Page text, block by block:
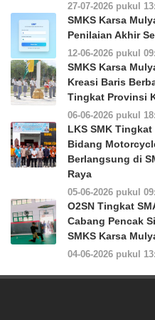
27-07-2026 pukul
SMKS Karsa
Penilaian Akhir
12-06-2026 pukul
SMKS Karsa
Kreasi Baris
Tingkat Provinsi
06-06-2026 pukul
LKS SMK
Bidang
Berlangsung di
Raya
05-06-2026 pukul
O2SN Tingkat
Cabang Pencak
SMKS Karsa
04-06-2026 pukul